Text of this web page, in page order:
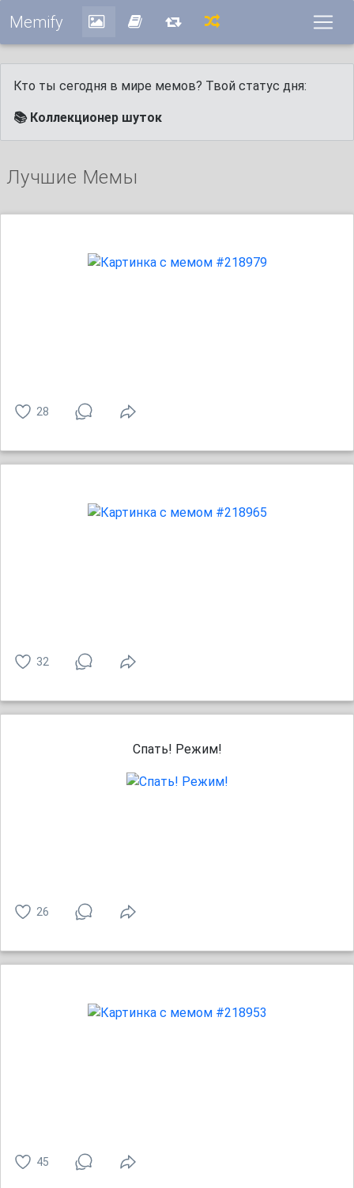
Memify
Кто ты сегодня в мире мемов? Твой статус дня:
📚 Коллекционер шуток
Лучшие Мемы
28
32
Спать! Режим!
26
45